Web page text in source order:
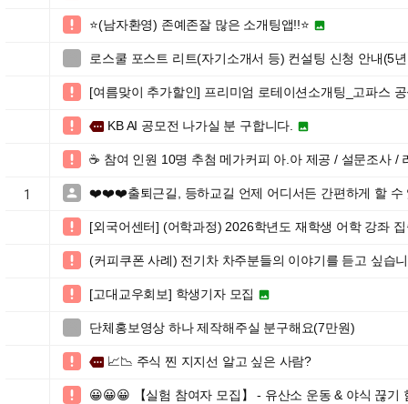
 ⭐️(남자환영) 존예존잘 많은 소개팅앱!!⭐️ 
로스쿨 포스트 리트(자기소개서 등) 컨설팅 신청 안내(5
 [여름맞이 추가할인] 프리미엄 로테이션소개팅_고파스
 more KB AI 공모전 나가실 분 구합니다. 
 ☕️ 참여 인원 10명 추첨 메가커피 아.아 제공 / 설문조사
1  ❤️❤️❤️출퇴근길, 등하교길 언제 어디서든 간편하게 할
 [외국어센터] (어학과정) 2026학년도 재학생 어학 강좌
 (커피쿠폰 사례) 전기차 차주분들의 이야기를 듣고 싶습
 [고대교우회보] 학생기자 모집 
단체홍보영상 하나 제작해주실 분구해요(7만원)
 more 📈📉 주식 찐 지지선 알고 싶은 사람?
 😀😀😀 【실험 참여자 모집】 - 유산소 운동 & 야식 끊